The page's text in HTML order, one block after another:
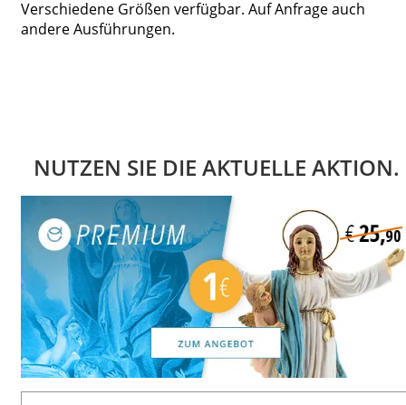
Verschiedene Größen verfügbar. Auf Anfrage auch
andere Ausführungen.
NUTZEN SIE DIE AKTUELLE AKTION.